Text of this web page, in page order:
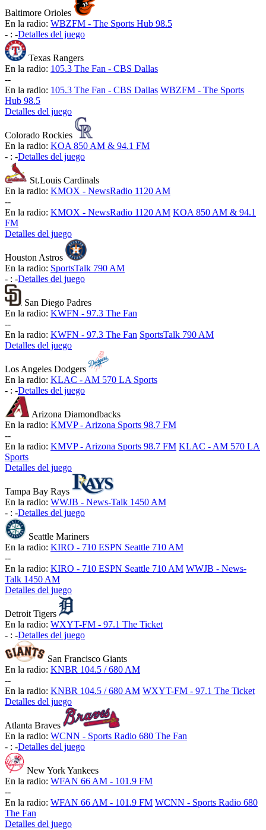
Baltimore Orioles
En la radio: WBZFM - The Sports Hub 98.5
- : -Detalles del juego
Texas Rangers
En la radio: 105.3 The Fan - CBS Dallas
--
En la radio: 105.3 The Fan - CBS Dallas WBZFM - The Sports
Hub 98.5
Detalles del juego
Colorado Rockies
En la radio: KOA 850 AM & 94.1 FM
- : -Detalles del juego
St.Louis Cardinals
En la radio: KMOX - NewsRadio 1120 AM
--
En la radio: KMOX - NewsRadio 1120 AM KOA 850 AM & 94.1
FM
Detalles del juego
Houston Astros
En la radio: SportsTalk 790 AM
- : -Detalles del juego
San Diego Padres
En la radio: KWFN - 97.3 The Fan
--
En la radio: KWFN - 97.3 The Fan SportsTalk 790 AM
Detalles del juego
Los Angeles Dodgers
En la radio: KLAC - AM 570 LA Sports
- : -Detalles del juego
Arizona Diamondbacks
En la radio: KMVP - Arizona Sports 98.7 FM
--
En la radio: KMVP - Arizona Sports 98.7 FM KLAC - AM 570 LA
Sports
Detalles del juego
Tampa Bay Rays
En la radio: WWJB - News-Talk 1450 AM
- : -Detalles del juego
Seattle Mariners
En la radio: KIRO - 710 ESPN Seattle 710 AM
--
En la radio: KIRO - 710 ESPN Seattle 710 AM WWJB - News-
Talk 1450 AM
Detalles del juego
Detroit Tigers
En la radio: WXYT-FM - 97.1 The Ticket
- : -Detalles del juego
San Francisco Giants
En la radio: KNBR 104.5 / 680 AM
--
En la radio: KNBR 104.5 / 680 AM WXYT-FM - 97.1 The Ticket
Detalles del juego
Atlanta Braves
En la radio: WCNN - Sports Radio 680 The Fan
- : -Detalles del juego
New York Yankees
En la radio: WFAN 66 AM - 101.9 FM
--
En la radio: WFAN 66 AM - 101.9 FM WCNN - Sports Radio 680
The Fan
Detalles del juego